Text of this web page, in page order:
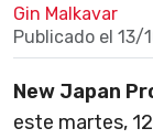
Gin Malkavar
Publicado el 13/
New Japan
este martes,